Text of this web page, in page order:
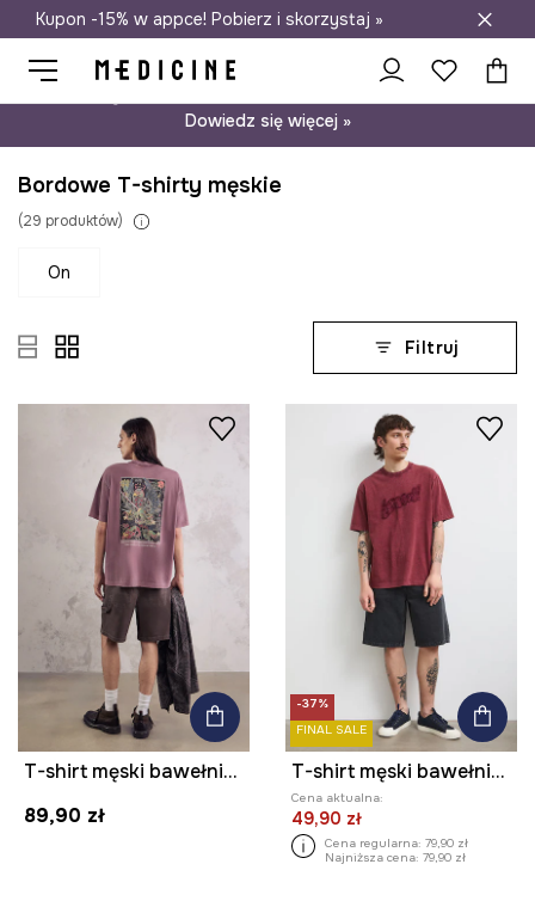
Darmowa dostawa do salonów
Kupon -15% w appce! Pobierz i skorzystaj »
Dowiedz się więcej »
Bordowe T-shirty męskie
(29 produktów)
on
Filtruj
T-shirt męski bawełniany z nadrukiem z kolekcji Mythical Creatures
89,90 zł
-37%
FINAL SALE
T-shirt męski bawełniany z efektem sprania
Cena aktualna:
49,90 zł
Cena regularna: 79,90 zł
Najniższa cena: 79,90 zł